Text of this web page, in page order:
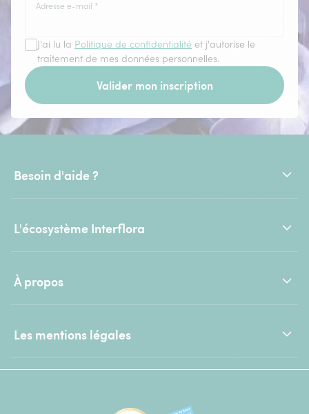
Adresse e-mail *
J'ai lu la Politique de confidentialité et j'autorise le
traitement de mes données personnelles.
Valider mon inscription
Besoin d'aide ?
L'écosystème Interflora
À propos
Les mentions légales